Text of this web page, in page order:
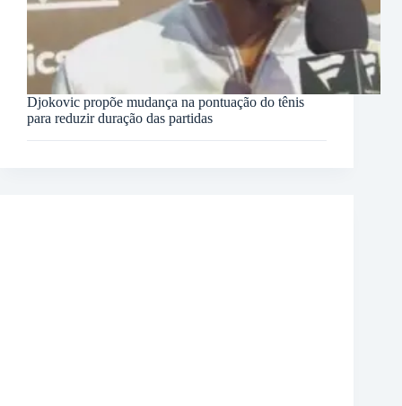
Djokovic propõe mudança na pontuação do tênis
para reduzir duração das partidas